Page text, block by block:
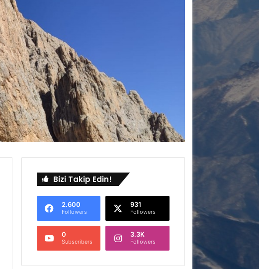
Bizi Takip Edin!
2.600
Followers
931
Followers
0
Subscribers
3.3K
Followers